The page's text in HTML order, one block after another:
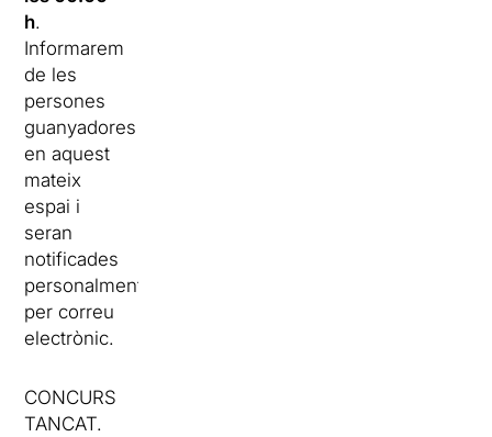
h.
Informarem
de les
persones
guanyadores
en aquest
mateix
espai i
seran
notificades
personalment
per correu
electrònic.
CONCURS
TANCAT.